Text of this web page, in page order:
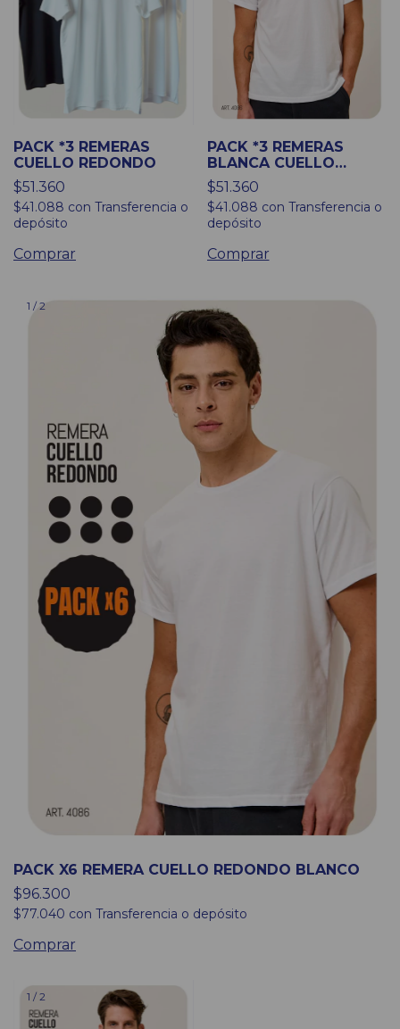
PACK *3 REMERAS
CUELLO REDONDO
$51.360
$41.088 con Transferencia o
depósito
Comprar
PACK *3 REMERAS
BLANCA CUELLO
REDONDO
$51.360
$41.088 con Transferencia o
depósito
Comprar
1 / 2
PACK X6 REMERA CUELLO REDONDO BLANCO
$96.300
$77.040 con Transferencia o depósito
Comprar
1 / 2